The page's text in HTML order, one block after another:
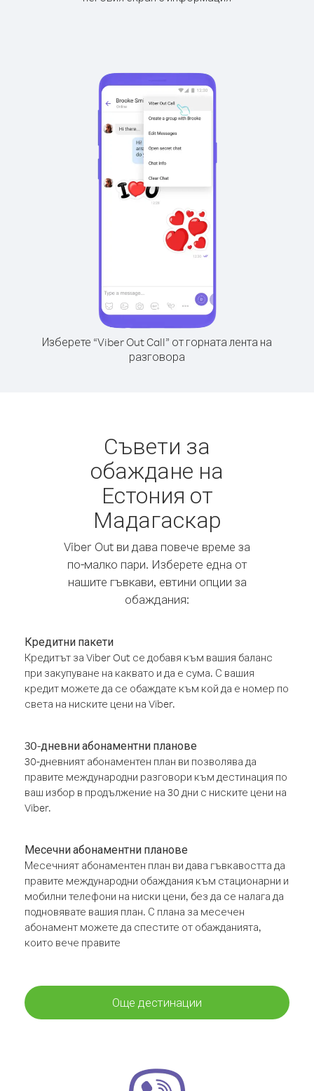
Изберете “Viber Out Call” от горната лента на
разговора
Съвети за
обаждане на
Естония от
Мадагаскар
Viber Out ви дава повече време за
по-малко пари. Изберете една от
нашите гъвкави, евтини опции за
обаждания:
Кредитни пакети
Кредитът за Viber Out се добавя към вашия баланс
при закупуване на каквато и да е сума. С вашия
кредит можете да се обаждате към кой да е номер по
света на ниските цени на Viber.
30-дневни абонаментни планове
30-дневният абонаментен план ви позволява да
правите международни разговори към дестинация по
ваш избор в продължение на 30 дни с ниските цени на
Viber.
Месечни абонаментни планове
Месечният абонаментен план ви дава гъвкавостта да
правите международни обаждания към стационарни и
мобилни телефони на ниски цени, без да се налага да
подновявате вашия план. С плана за месечен
абонамент можете да спестите от обажданията,
които вече правите
Още дестинации